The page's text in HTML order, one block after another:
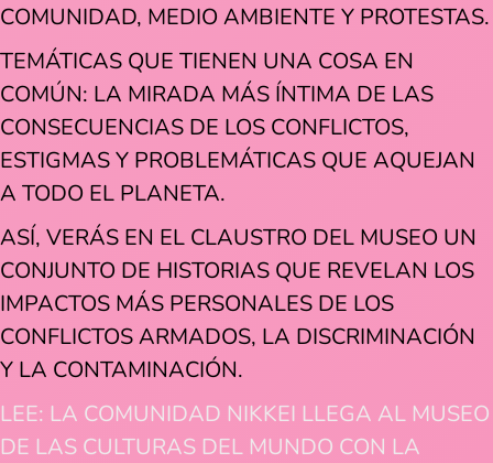
COMUNIDAD, MEDIO AMBIENTE Y PROTESTAS.
TEMÁTICAS QUE TIENEN UNA COSA EN
COMÚN: LA MIRADA MÁS ÍNTIMA DE LAS
CONSECUENCIAS DE LOS CONFLICTOS,
ESTIGMAS Y PROBLEMÁTICAS QUE AQUEJAN
A TODO EL PLANETA.
ASÍ, VERÁS EN EL CLAUSTRO DEL MUSEO UN
CONJUNTO DE HISTORIAS QUE REVELAN LOS
IMPACTOS MÁS PERSONALES DE LOS
CONFLICTOS ARMADOS, LA DISCRIMINACIÓN
Y LA CONTAMINACIÓN.
LEE: LA COMUNIDAD NIKKEI LLEGA AL MUSEO
DE LAS CULTURAS DEL MUNDO CON LA